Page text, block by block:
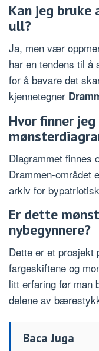
Kan jeg
ull?
Ja, men vær
har en tendens til å
for å bevare det
kjennetegner
Hvor finner
Diagrammet finnes
Drammen-området
arkiv for
Er dette
nybegynnere?
Dette er et prosjekt
fargeskiftene og
litt erfaring før man
delene av
Baca Juga